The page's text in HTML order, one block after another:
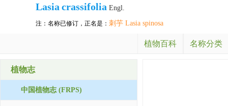
Lasia crassifolia Engl.
注：名称已修订，正名是： 刺芋 Lasia spinosa
植物百科 名称分类
植物志
中国植物志 (FRPS)